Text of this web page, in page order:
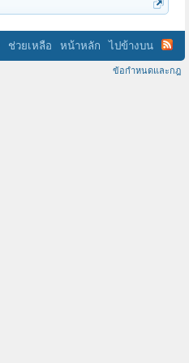
ช่วยเหลือ หน้าหลัก ไปข้างบน
ข้อกำหนดและกฎ